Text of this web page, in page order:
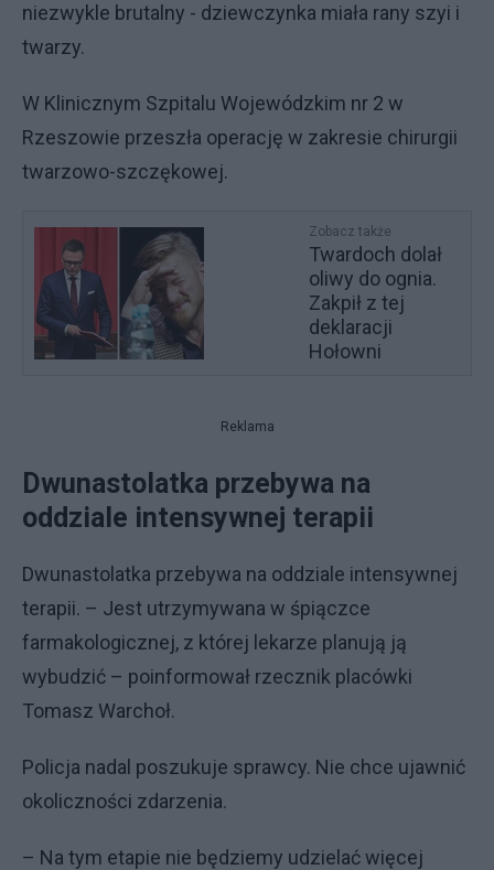
niezwykle brutalny - dziewczynka miała rany szyi i
twarzy.
W Klinicznym Szpitalu Wojewódzkim nr 2 w
Rzeszowie przeszła operację w zakresie chirurgii
twarzowo-szczękowej.
Zobacz także
Twardoch dolał
oliwy do ognia.
Zakpił z tej
deklaracji
Hołowni
Reklama
Dwunastolatka przebywa na
oddziale intensywnej terapii
Dwunastolatka przebywa na oddziale intensywnej
terapii. – Jest utrzymywana w śpiączce
farmakologicznej, z której lekarze planują ją
wybudzić – poinformował rzecznik placówki
Tomasz Warchoł.
Policja nadal poszukuje sprawcy. Nie chce ujawnić
okoliczności zdarzenia.
– Na tym etapie nie będziemy udzielać więcej